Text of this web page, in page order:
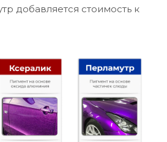
добавляется стоимость к